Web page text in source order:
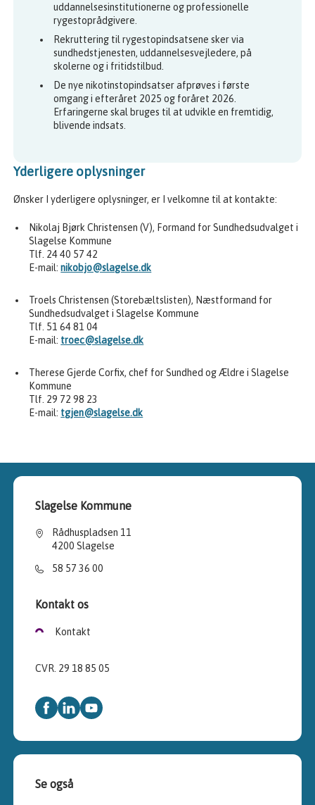
uddannelsesinstitutionerne og professionelle
rygestoprådgivere.
Rekruttering til rygestopindsatsene sker via
sundhedstjenesten, uddannelsesvejledere, på
skolerne og i fritidstilbud.
De nye nikotinstopindsatser afprøves i første
omgang i efteråret 2025 og foråret 2026.
Erfaringerne skal bruges til at udvikle en fremtidig,
blivende indsats.
Yderligere oplysninger
Ønsker I yderligere oplysninger, er I velkomne til at kontakte:
Nikolaj Bjørk Christensen (V), Formand for Sundhedsudvalget i
Slagelse Kommune
Tlf. 24 40 57 42
E-mail:nikobjo@slagelse.dk
Troels Christensen (Storebæltslisten), Næstformand for
Sundhedsudvalget i Slagelse Kommune
Tlf. 51 64 81 04
E-mail: troec@slagelse.dk
Therese Gjerde Corfix, chef for Sundhed og Ældre i Slagelse
Kommune
Tlf. 29 72 98 23
E-mail: tgjen@slagelse.dk
Slagelse Kommune
Rådhuspladsen 11
4200 Slagelse
58 57 36 00
Kontakt os
Kontakt
CVR. 29 18 85 05
Se også